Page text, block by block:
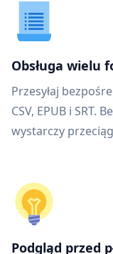
Obsługa wielu
Przesyłaj
CSV, EPUB i
wystarczy
Podgląd przed